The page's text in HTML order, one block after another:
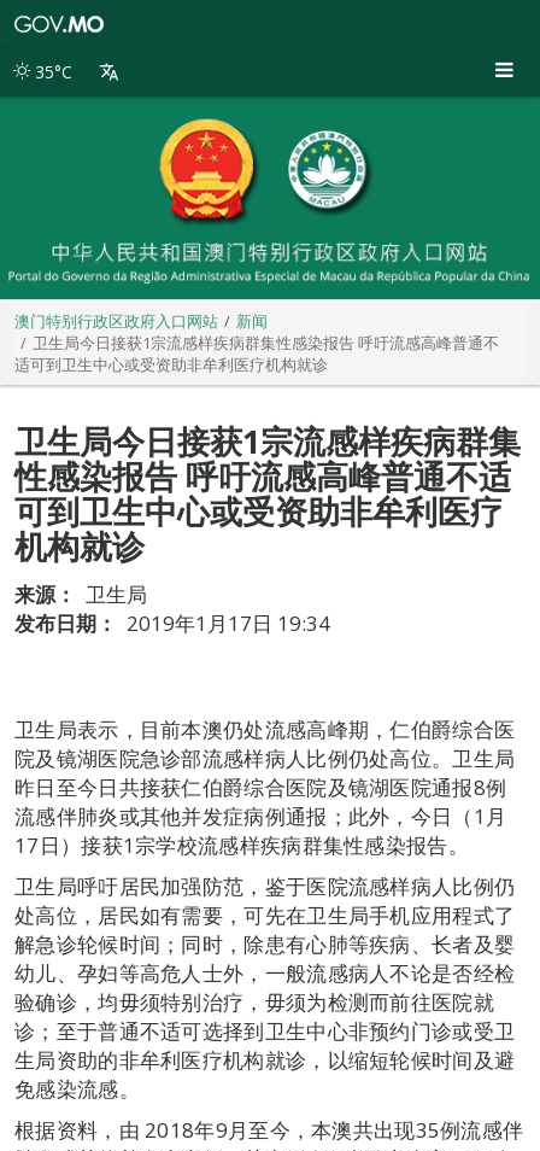
别
35°C
澳门特别行政区政府入口网站
新闻
卫生局今日接获1宗流感样疾病群集性感染报告 呼吁流感高峰普通不
适可到卫生中心或受资助非牟利医疗机构就诊
卫生局今日接获1宗流感样疾病群集
性感染报告 呼吁流感高峰普通不适
可到卫生中心或受资助非牟利医疗
机构就诊
来源：
卫生局
发布日期：
2019年1月17日 19:34
卫生局表示，目前本澳仍处流感高峰期，仁伯爵综合医
院及镜湖医院急诊部流感样病人比例仍处高位。卫生局
昨日至今日共接获仁伯爵综合医院及镜湖医院通报8例
流感伴肺炎或其他并发症病例通报；此外，今日（1月
17日）接获1宗学校流感样疾病群集性感染报告。
卫生局呼吁居民加强防范，鉴于医院流感样病人比例仍
处高位，居民如有需要，可先在卫生局手机应用程式了
解急诊轮候时间；同时，除患有心肺等疾病、长者及婴
幼儿、孕妇等高危人士外，一般流感病人不论是否经检
验确诊，均毋须特别治疗，毋须为检测而前往医院就
诊；至于普通不适可选择到卫生中心非预约门诊或受卫
生局资助的非牟利医疗机构就诊，以缩短轮候时间及避
免感染流感。
根据资料，由 2018年9月至今，本澳共出现35例流感伴